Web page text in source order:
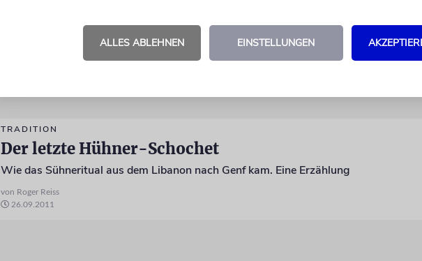
Eichhörnlis Schluckauf
Wie Zürcher Kinder ein Waldtier mit Mazze fütterten. Eine Geschichte aus den
TRADITION
Der letzte Hühner-Schochet
Wie das Sühneritual aus dem Libanon nach Genf kam. Eine Erzählung
von Roger Reiss
26.09.2011
ALLES ABLEHNEN EINSTELLUNGEN